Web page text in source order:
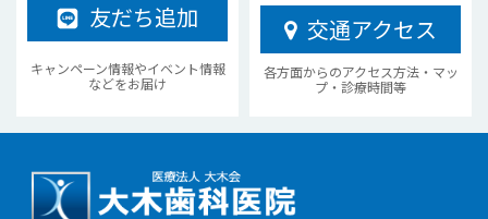
友だち追加
キャンペーン情報やイベント情報
などをお届け
交通アクセス
各方面からのアクセス方法・マッ
プ・診療時間等